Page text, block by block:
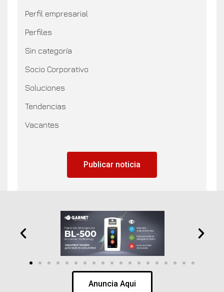
Perfil empresarial
Perfiles
Sin categoría
Socio Corporativo
Soluciones
Tendencias
Vacantes
Publicar noticia
Anuncia Aqui